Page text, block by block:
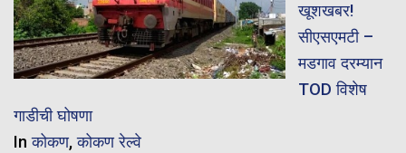
खूशखबर!
सीएसएमटी –
मडगाव दरम्यान
TOD विशेष
गाडीची घोषणा
Inकोकण,कोकण रेल्वे